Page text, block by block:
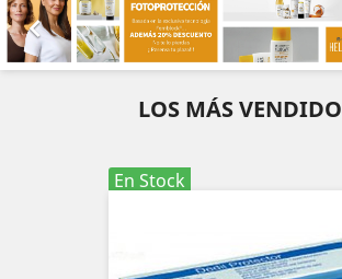

LOS MÁS
En Stock